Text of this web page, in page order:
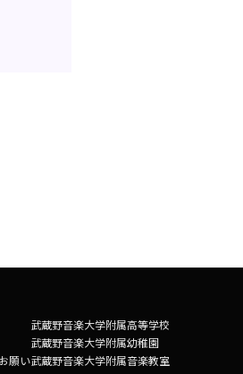
願い
武蔵野音楽大学附属高等学校
武蔵野音楽大学附属幼稚園
武蔵野音楽大学附属音楽教室